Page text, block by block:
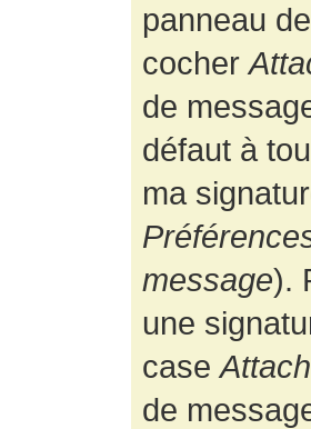
panneau
cocher
de
défaut à
ma
message).
une
case
de